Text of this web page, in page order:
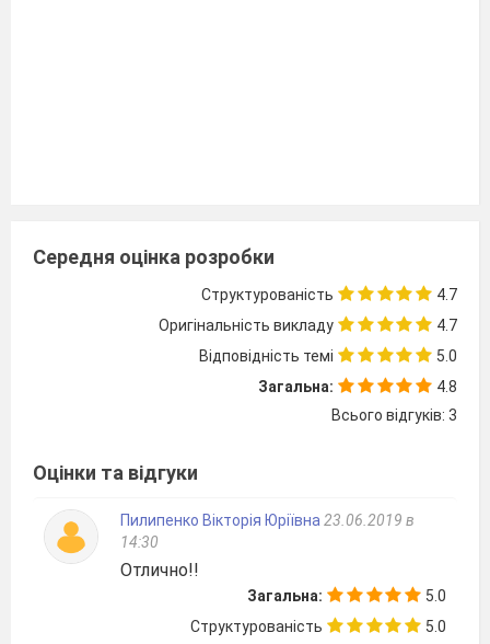
Середня оцінка розробки
Структурованість
4.7
Оригінальність викладу
4.7
Відповідність темі
5.0
Загальна:
4.8
Всього відгуків: 3
Оцінки та відгуки
Пилипенко Вікторія Юріївна 23.06.2019 в
14:30
Отлично!!
Загальна:
5.0
Структурованість
5.0